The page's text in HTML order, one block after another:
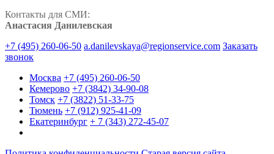
Контакты для СМИ:
Анастасия Данилевская
+7 (495) 260-06-50 a.danilevskaya@regionservice.com Заказать
звонок
Москва +7 (495) 260-06-50
Кемерово +7 (3842) 34-90-08
Томск +7 (3822) 51-33-75
Тюмень +7 (912) 925-41-09
Екатеринбург + 7 (343) 272-45-07